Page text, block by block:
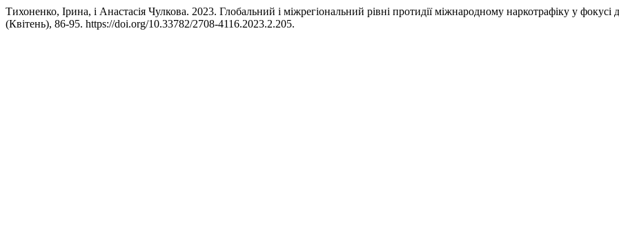
Тихоненко, Ірина, і Анастасія Чулкова. 2023. Глобальний і міжрегіональний рівні протидії міжнародному наркотрафіку у фокусі
(Квітень), 86-95. https://doi.org/10.33782/2708-4116.2023.2.205.